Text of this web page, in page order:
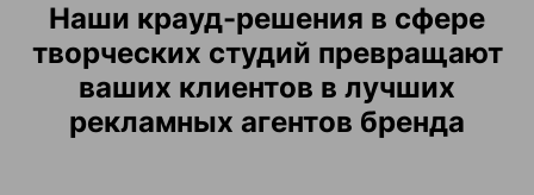
Наши крауд-решения в сфере
творческих студий превращают
ваших клиентов в лучших
рекламных агентов бренда